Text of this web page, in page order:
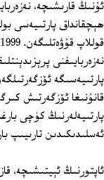
ئۇنىڭ قارىشىچە،
ھېچقانداق پارتىيەسى
نەزەربايىفنى
قانۇنىغا ئۆزگەرتىش
پارتىيەلەرنىڭ كۈچى
ئەسلىدىكىدىن تارىيىپ
ئاپتورنىڭ ئېيتىشىچە،